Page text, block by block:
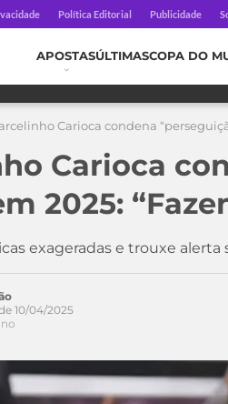
Política Editorial Publicidade
APOSTASÚLTIMASCOPA DO
Carioca condena
Carioca
2025:
exageradas e trouxe
10/04/2025